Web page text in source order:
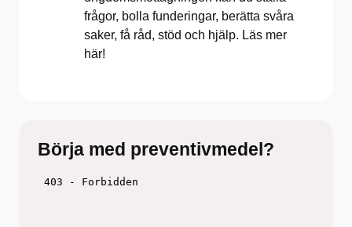
frågor, bolla funderingar, berätta svåra
saker, få råd, stöd och hjälp. Läs mer
här!
Börja med preventivmedel?